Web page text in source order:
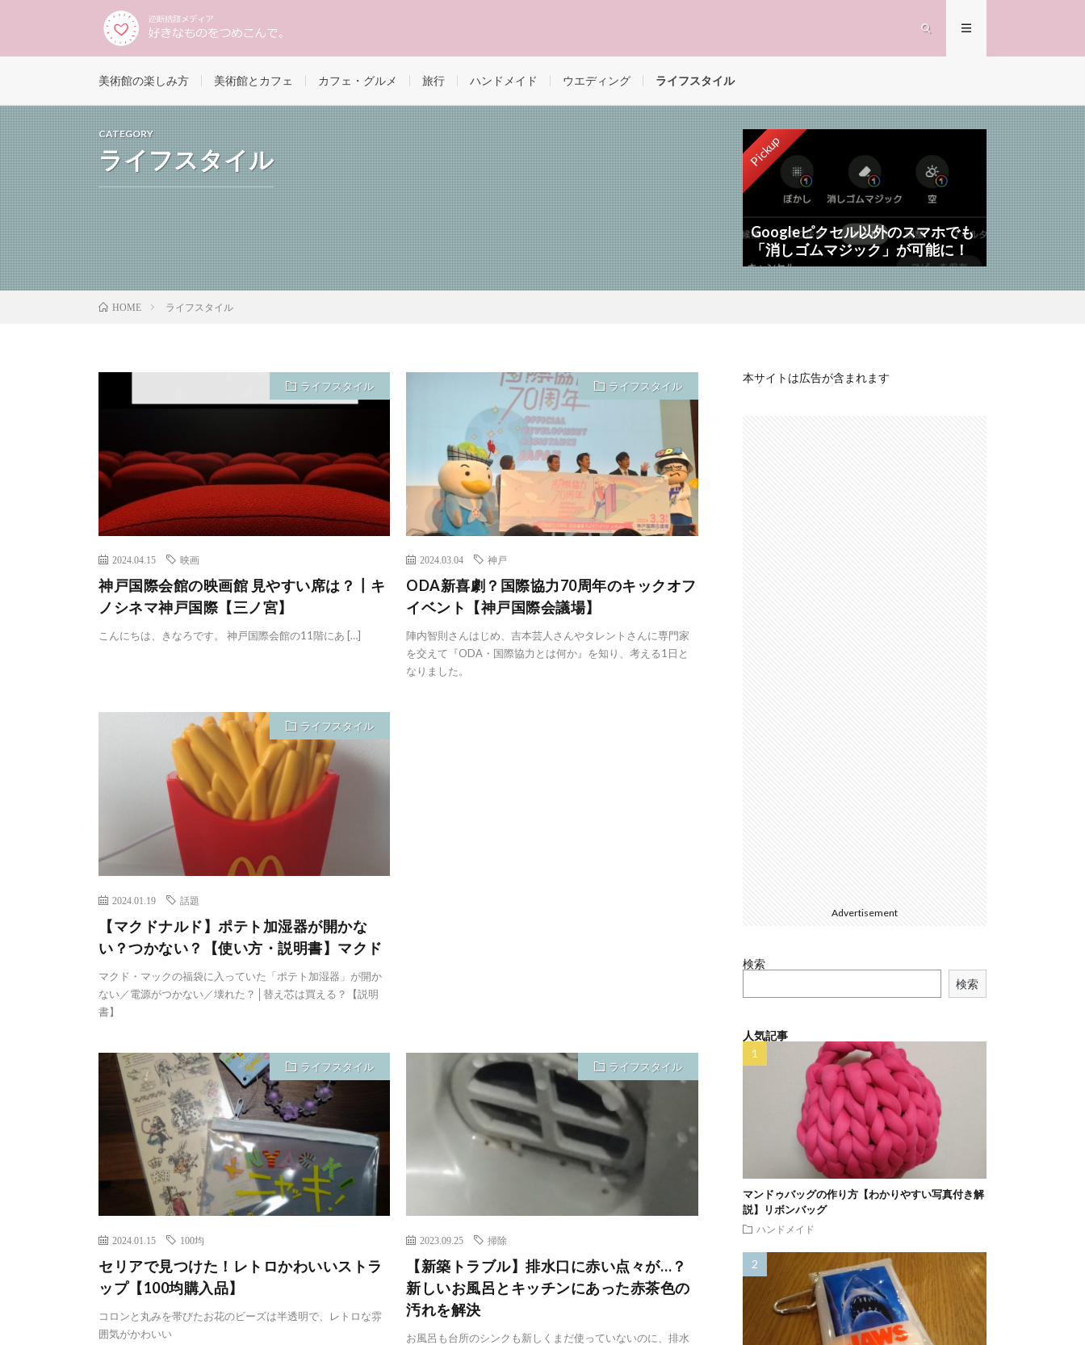
美術館の楽しみ方 美術館とカフェ カフェ・グルメ 旅行 ハンドメイド ウエディング ライフスタイル
CATEGORY
ライフスタイル Pickup
Googleピクセル以外のスマホでも
「消しゴムマジック」が可能に！
HOME ライフスタイル
ライフスタイル
2024.04.15 映画
神戸国際会館の映画館 見やすい席は？┃キ
ノシネマ神戸国際【三ノ宮】
こんにちは、きなろです。 神戸国際会館の11階にあ […]
ライフスタイル
2024.03.04 神戸
ODA新喜劇？国際協力70周年のキックオフ
イベント【神戸国際会議場】
陣内智則さんはじめ、吉本芸人さんやタレントさんに専門家
を交えて『ODA・国際協力とは何か』を知り、考える1日と
なりました。
ライフスタイル
2024.01.19 話題
【マクドナルド】ポテト加湿器が開かな
い？つかない？【使い方・説明書】マクド
マクド・マックの福袋に入っていた「ポテト加湿器」が開か
ない／電源がつかない／壊れた？│替え芯は買える？【説明
書】
ライフスタイル
2024.01.15 100均
セリアで見つけた！レトロかわいいストラ
ップ【100均購入品】
コロンと丸みを帯びたお花のビーズは半透明で、レトロな雰
囲気がかわいい
ライフスタイル
2023.09.25 掃除
【新築トラブル】排水口に赤い点々が…？
新しいお風呂とキッチンにあった赤茶色の
汚れを解決
お風呂も台所のシンクも新しくまだ使っていないのに、排水
本サイトは広告が含まれます
Advertisement
検索
検索
人気記事
マンドゥバッグの作り方【わかりやすい写真付き解
説】リボンバッグ
ハンドメイド